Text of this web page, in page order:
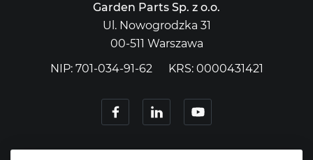
Garden Parts Sp. z o.o.
Ul. Nowogrodzka 31
00-511 Warszawa
NIP: 701-034-91-62
KRS: 0000431421